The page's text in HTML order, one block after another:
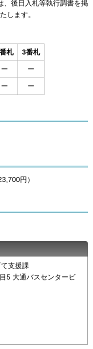
後日入札等執行調書を掲
します。
札 3番札
ー ー
ー ー
円）
支援課
5 大通バスセンタービ